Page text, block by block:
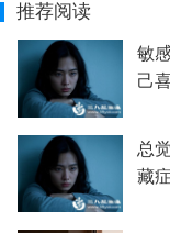
推荐阅读
敏
己
总
藏